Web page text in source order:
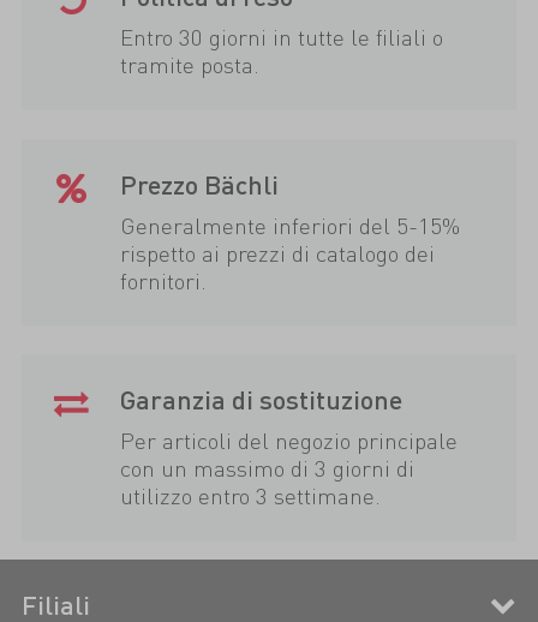
Entro 30 giorni in tutte le filiali o
tramite posta.
Prezzo Bächli
Generalmente inferiori del 5-15%
rispetto ai prezzi di catalogo dei
fornitori.
Garanzia di sostituzione
Per articoli del negozio principale
con un massimo di 3 giorni di
utilizzo entro 3 settimane.
Filiali